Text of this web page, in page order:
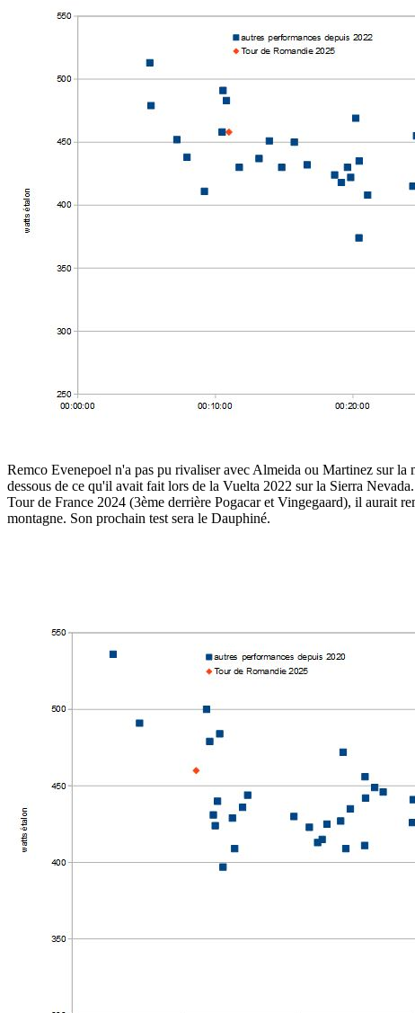
Remco Evenepoel n'a pas pu rivaliser avec Almeida ou Martinez sur
dessous de ce qu'il avait fait lors de la Vuelta 2022 sur la Sierra
Tour de France 2024 (3ème derrière Pogacar et Vingegaard), il aurait
montagne. Son prochain test sera le Dauphiné.